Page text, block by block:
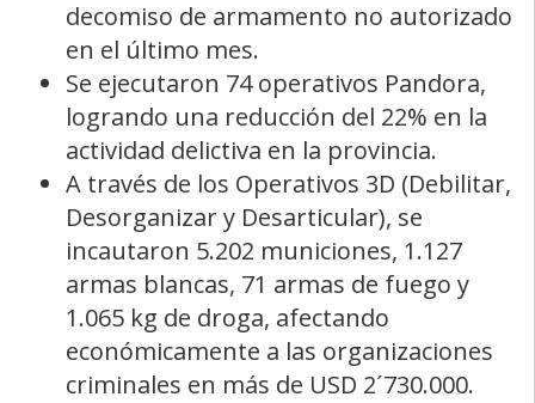
decomiso de armamento no autorizado
en el último mes.
Se ejecutaron 74 operativos Pandora,
logrando una reducción del 22% en la
actividad delictiva en la provincia.
A través de los Operativos 3D (Debilitar,
Desorganizar y Desarticular), se
incautaron 5.202 municiones, 1.127
armas blancas, 71 armas de fuego y
1.065 kg de droga, afectando
económicamente a las organizaciones
criminales en más de USD 2´730.000.